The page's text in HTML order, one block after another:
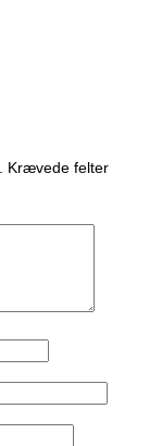
Krævede felter